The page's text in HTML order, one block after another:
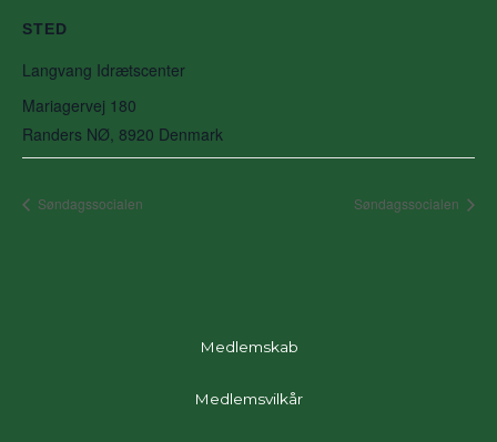
STED
Langvang Idrætscenter
Mariagervej 180
Randers NØ, 8920 Denmark
Søndagssocialen Søndagssocialen
Medlemskab
Medlemsvilkår